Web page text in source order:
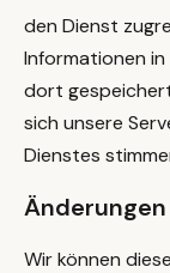
den Dienst
Informationen
dort
sich unsere
Dienstes
Wir können